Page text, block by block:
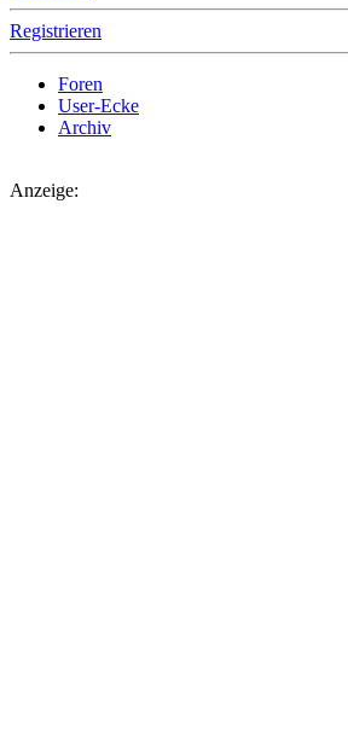
Registrieren
Foren
User-Ecke
Archiv
Anzeige: